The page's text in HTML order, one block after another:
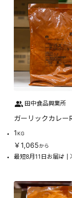
田中食品興業所
ガーリックカレー
1KG
￥1,065から
最短8月11日お届け